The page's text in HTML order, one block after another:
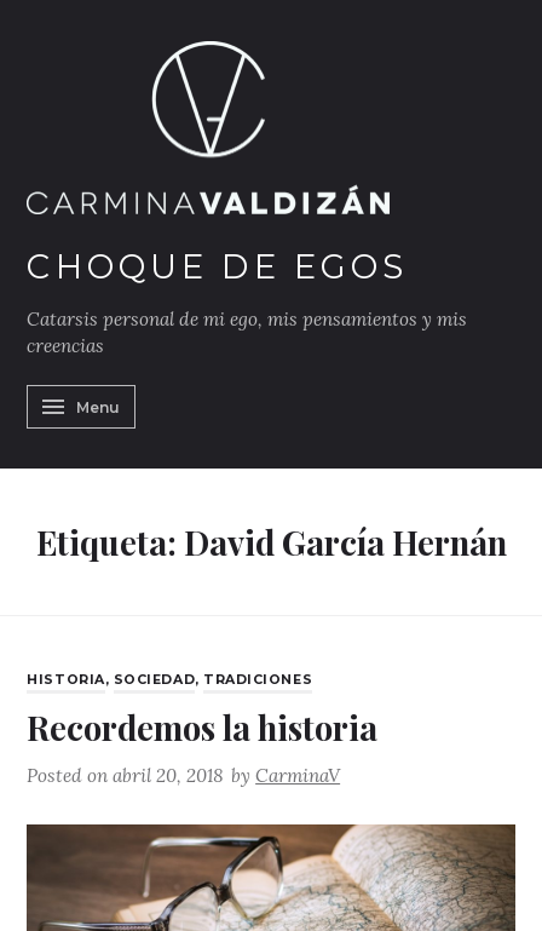
CHOQUE DE EGOS
Catarsis personal de mi ego, mis pensamientos y mis
creencias
Menu
Etiqueta: David García Hernán
CATEGORIES
HISTORIA, SOCIEDAD, TRADICIONES
Recordemos la historia
Posted onabril 20, 2018 byCarminaV